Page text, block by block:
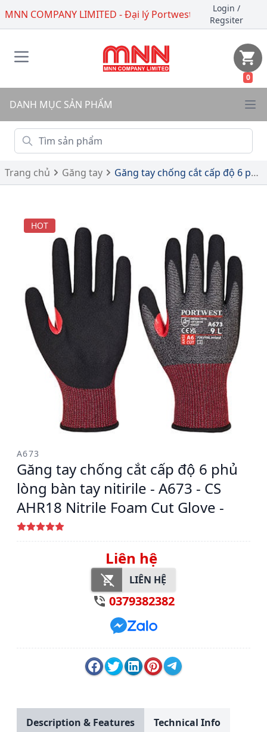
MNN COMPANY LIMITED - Đại lý Portwest Login /
Regsiter
0
DANH MỤC SẢN PHẨM
Trang chủ Găng tay Găng tay chống cắt cấp độ 6 phủ lòng bàn tay nitirile - A673 - CS AHR18 Nitrile Foam Cut Glove -
HOT
A673
Găng tay chống cắt cấp độ 6 phủ
lòng bàn tay nitirile - A673 - CS
AHR18 Nitrile Foam Cut Glove -
Liên hệ
LIÊN HỆ
0379382382
Description & Features Technical Info